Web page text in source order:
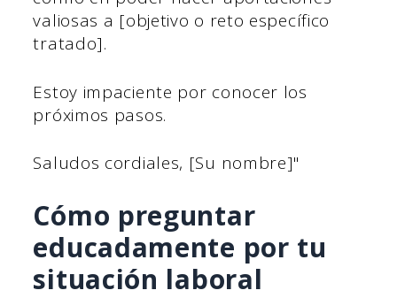
valiosas a [objetivo o reto específico
tratado].
Estoy impaciente por conocer los
próximos pasos.
Saludos cordiales, [Su nombre]"
Cómo preguntar
educadamente por tu
situación laboral